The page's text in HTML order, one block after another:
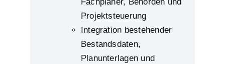
Fachplaner, Behörden und
Projektsteuerung
Integration bestehender
Bestandsdaten,
Planunterlagen und